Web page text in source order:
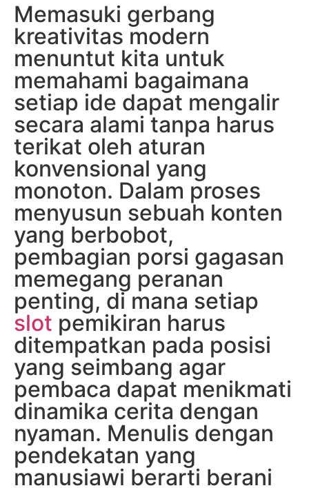
Memasuki gerbang
kreativitas modern
menuntut kita untuk
memahami bagaimana
setiap ide dapat mengalir
secara alami tanpa harus
terikat oleh aturan
konvensional yang
monoton. Dalam proses
menyusun sebuah konten
yang berbobot,
pembagian porsi gagasan
memegang peranan
penting, di mana setiap
slot pemikiran harus
ditempatkan pada posisi
yang seimbang agar
pembaca dapat menikmati
dinamika cerita dengan
nyaman. Menulis dengan
pendekatan yang
manusiawi berarti berani